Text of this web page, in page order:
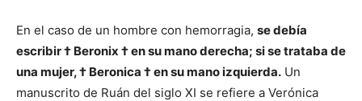
En el caso de un hombre con hemorragia, se debía
escribir † Beronix † en su mano derecha; si se trataba de
una mujer, † Beronica † en su mano izquierda. Un
manuscrito de Ruán del siglo XI se refiere a Verónica